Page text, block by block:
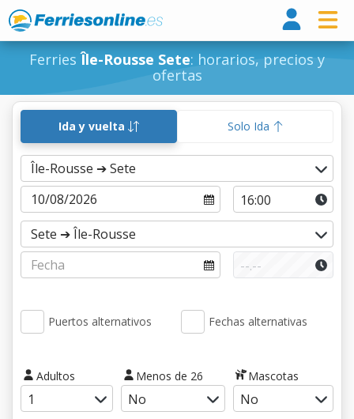
FerriesÎle-Rousse Sete: horarios, precios y
ofertas
Ida y vuelta Solo Ida
Puertos alternativos Fechas alternativas
Adultos Menos de 26 Mascotas